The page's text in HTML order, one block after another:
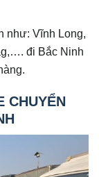
như: Vĩnh Long,
đi Bắc Ninh
CHUYỂN